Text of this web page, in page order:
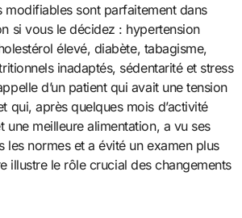
modifiables sont parfaitement dans
si vous le décidez : hypertension
élevé, diabète, tabagisme,
inadaptés, sédentarité et stress
d’un patient qui avait une tension
qui, après quelques mois d’activité
une meilleure alimentation, a vu ses
les normes et a évité un examen plus
illustre le rôle crucial des changements